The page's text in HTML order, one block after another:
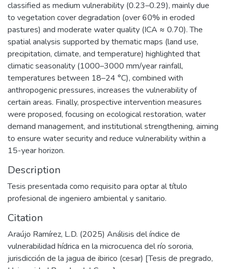
classified as medium vulnerability (0.23–0.29), mainly due
to vegetation cover degradation (over 60% in eroded
pastures) and moderate water quality (ICA ≈ 0.70). The
spatial analysis supported by thematic maps (land use,
precipitation, climate, and temperature) highlighted that
climatic seasonality (1000–3000 mm/year rainfall,
temperatures between 18–24 °C), combined with
anthropogenic pressures, increases the vulnerability of
certain areas. Finally, prospective intervention measures
were proposed, focusing on ecological restoration, water
demand management, and institutional strengthening, aiming
to ensure water security and reduce vulnerability within a
15-year horizon.
Description
Tesis presentada como requisito para optar al título
profesional de ingeniero ambiental y sanitario.
Citation
Araújo Ramírez, L.D. (2025) Análisis del índice de
vulnerabilidad hídrica en la microcuenca del río sororia,
jurisdicción de la jagua de ibirico (cesar) [Tesis de pregrado,